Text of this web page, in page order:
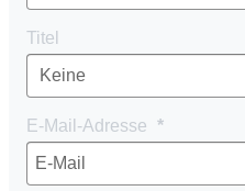
Titel
E-Mail-Adresse